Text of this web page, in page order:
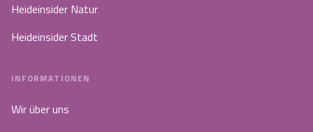
Heideinsider Natur
Heideinsider Stadt
INFORMATIONEN
Wir über uns